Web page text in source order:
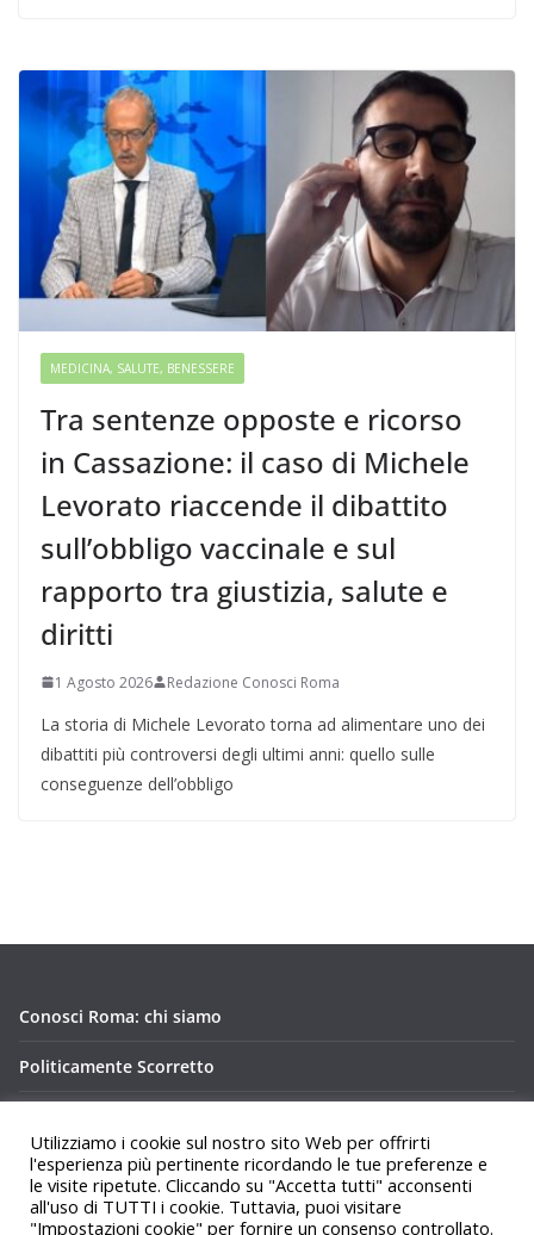
MEDICINA, SALUTE, BENESSERE
Tra sentenze opposte e ricorso
in Cassazione: il caso di Michele
Levorato riaccende il dibattito
sull’obbligo vaccinale e sul
rapporto tra giustizia, salute e
diritti
1 Agosto 2026 Redazione Conosci Roma
La storia di Michele Levorato torna ad alimentare uno dei
dibattiti più controversi degli ultimi anni: quello sulle
conseguenze dell’obbligo
Conosci Roma: chi siamo
Politicamente Scorretto
Utilizziamo i cookie sul nostro sito Web per offrirti
l'esperienza più pertinente ricordando le tue preferenze e
le visite ripetute. Cliccando su "Accetta tutti" acconsenti
all'uso di TUTTI i cookie. Tuttavia, puoi visitare
"Impostazioni cookie" per fornire un consenso controllato.